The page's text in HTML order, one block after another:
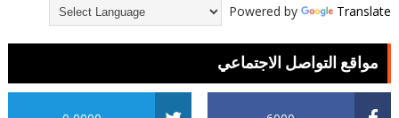
Powered by Translate
مواقع التواصل الاجتماعي